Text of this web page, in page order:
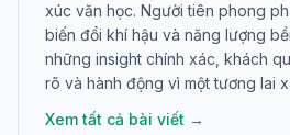
xúc văn học. Người tiên phong
biến đổi khí hậu và năng lượng
những insight chính xác, khách
rõ và hành động vì một tương lai
Xem tất cả bài viết →